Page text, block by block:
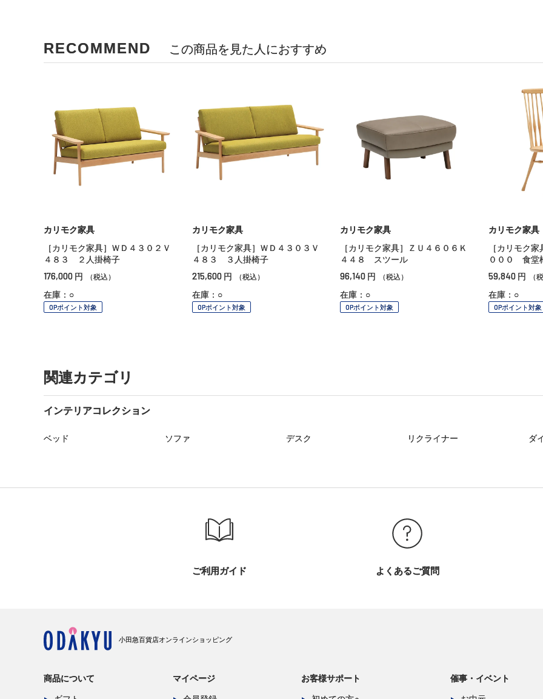
RECOMMEND この商品を見た人におすすめ
カリモク家具
［カリモク家具］ＷＤ４３０２Ｖ
４８３ ２人掛椅子
176,000 円 （税込）
在庫：○
OPポイント対象
カリモク家具
［カリモク家具］ＷＤ４３０３Ｖ
４８３ ３人掛椅子
215,600 円 （税込）
在庫：○
OPポイント対象
カリモク家具
［カリモク家具］ＺＵ４６０６Ｋ
４４８ スツール
96,140 円 （税込）
在庫：○
OPポイント対象
カリモク家具
［カリモク
０００ 食堂
59,840 円 （
在庫：○
OPポイント対象
関連カテゴリ
インテリアコレクション
ベッド ソファ デスク リクライナー ダ
ご利用ガイド よくあるご質問
小田急百貨店オンラインショッピング
商品について マイページ お客様サポート 催事・イベント